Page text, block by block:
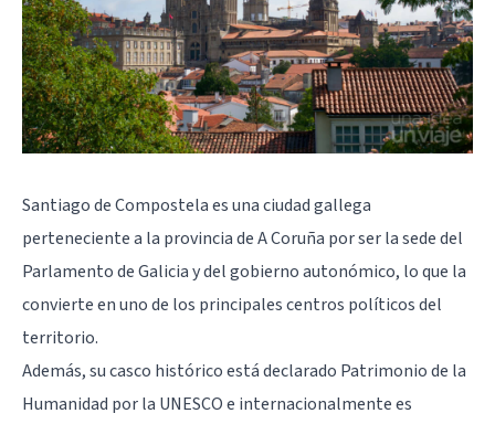
Santiago de Compostela es una ciudad gallega
perteneciente a la provincia de ACoruña por ser la sede del
Parlamento de Galicia y del gobierno autonómico, lo que la
convierte en uno de los principales centros políticos del
territorio.
Además, su casco histórico está declarado Patrimonio de la
Humanidad por la UNESCO e internacionalmente es